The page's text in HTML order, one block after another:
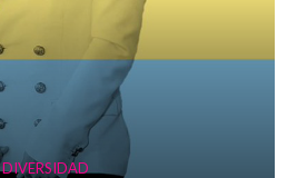
DIVERSIDAD